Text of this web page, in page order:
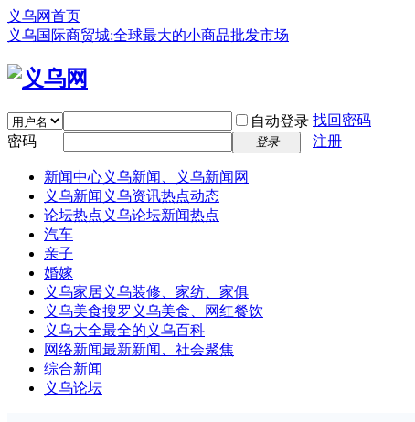
义乌网首页
义乌国际商贸城:全球最大的小商品批发市场
自动登录 找回密码
密码
登录 注册
新闻中心义乌新闻、义乌新闻网
义乌新闻 义乌资讯热点动态
论坛热点 义乌论坛新闻热点
汽车
亲子
婚嫁
义乌家居义乌装修、家纺、家俱
义乌美食搜罗义乌美食、网红餐饮
义乌大全最全的义乌百科
网络新闻最新新闻、社会聚焦
综合新闻
义乌论坛